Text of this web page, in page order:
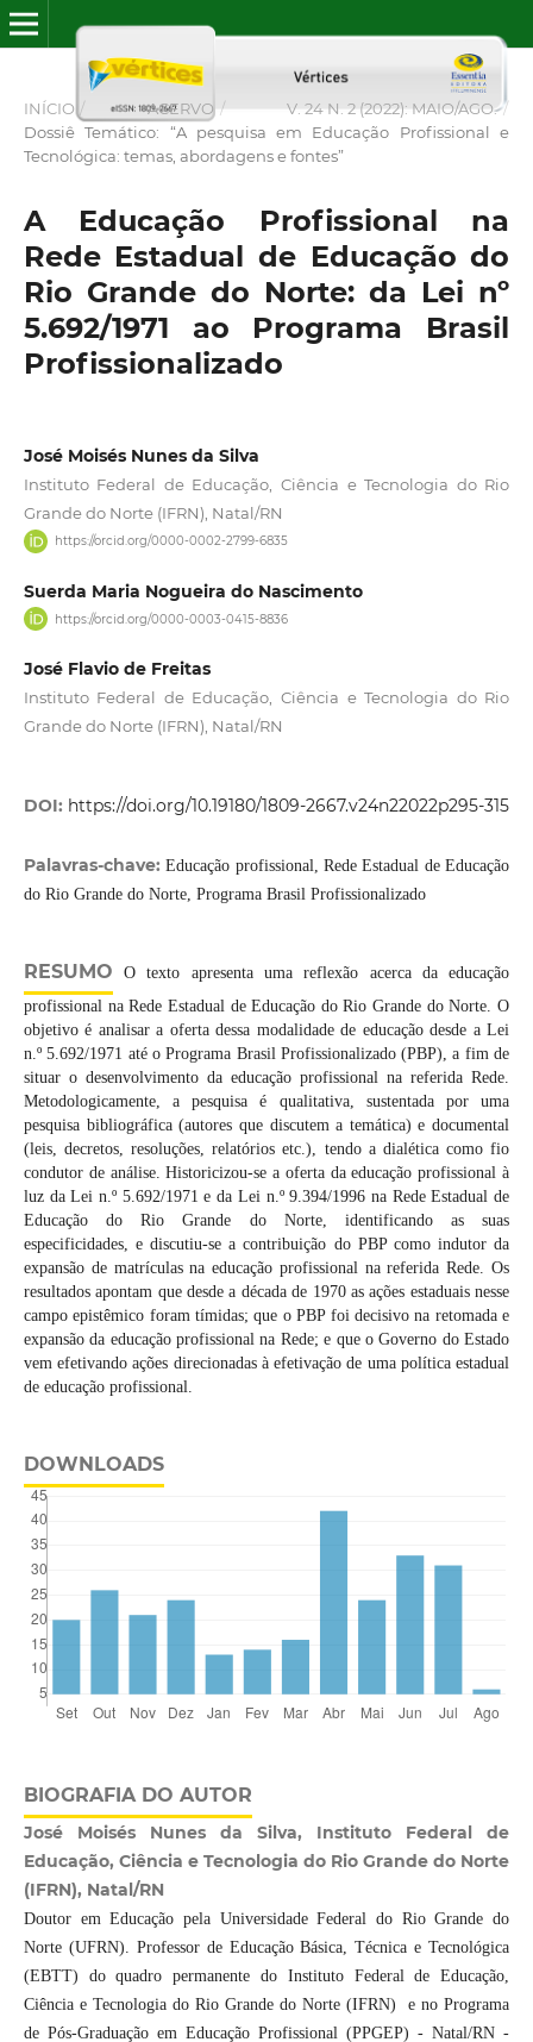
INÍCIO / ACERVO / V. 24 N. 2 (2022): MAIO/AGO. /
Dossiê Temático: “A pesquisa em Educação Profissional e
Tecnológica: temas, abordagens e fontes”
A Educação Profissional na
Rede Estadual de Educação do
Rio Grande do Norte: da Lei nº
5.692/1971 ao Programa Brasil
Profissionalizado
José Moisés Nunes da Silva
Instituto Federal de Educação, Ciência e Tecnologia do Rio
Grande do Norte (IFRN), Natal/RN
https://orcid.org/0000-0002-2799-6835
Suerda Maria Nogueira do Nascimento
https://orcid.org/0000-0003-0415-8836
José Flavio de Freitas
Instituto Federal de Educação, Ciência e Tecnologia do Rio
Grande do Norte (IFRN), Natal/RN
DOI: https://doi.org/10.19180/1809-2667.v24n22022p295-315
Palavras-chave:Educação profissional, Rede Estadual de Educação
do Rio Grande do Norte, Programa Brasil Profissionalizado
RESUMO O texto apresenta uma reflexão acerca da educação
profissional na Rede Estadual de Educação do Rio Grande do Norte. O
objetivo é analisar a oferta dessa modalidade de educação desde a Lei
n.º 5.692/1971 até o Programa Brasil Profissionalizado (PBP), a fim de
situar o desenvolvimento da educação profissional na referida Rede.
Metodologicamente, a pesquisa é qualitativa, sustentada por uma
pesquisa bibliográfica (autores que discutem a temática) e documental
(leis, decretos, resoluções, relatórios etc.), tendo a dialética como fio
condutor de análise. Historicizou-se a oferta da educação profissional à
luz da Lei n.º 5.692/1971 e da Lei n.º 9.394/1996 na Rede Estadual de
Educação do Rio Grande do Norte, identificando as suas
especificidades, e discutiu-se a contribuição do PBP como indutor da
expansão de matrículas na educação profissional na referida Rede. Os
resultados apontam que desde a década de 1970 as ações estaduais nesse
campo epistêmico foram tímidas; que o PBP foi decisivo na retomada e
expansão da educação profissional na Rede; e que o Governo do Estado
vem efetivando ações direcionadas à efetivação de uma política estadual
de educação profissional.
DOWNLOADS
BIOGRAFIA DO AUTOR
José Moisés Nunes da Silva, Instituto Federal de
Educação, Ciência e Tecnologia do Rio Grande do Norte
(IFRN), Natal/RN
Doutor em Educação pela Universidade Federal do Rio Grande do
Norte (UFRN). Professor de Educação Básica, Técnica e Tecnológica
(EBTT) do quadro permanente do Instituto Federal de Educação,
Ciência e Tecnologia do Rio Grande do Norte (IFRN) e no Programa
de Pós-Graduação em Educação Profissional (PPGEP) - Natal/RN -